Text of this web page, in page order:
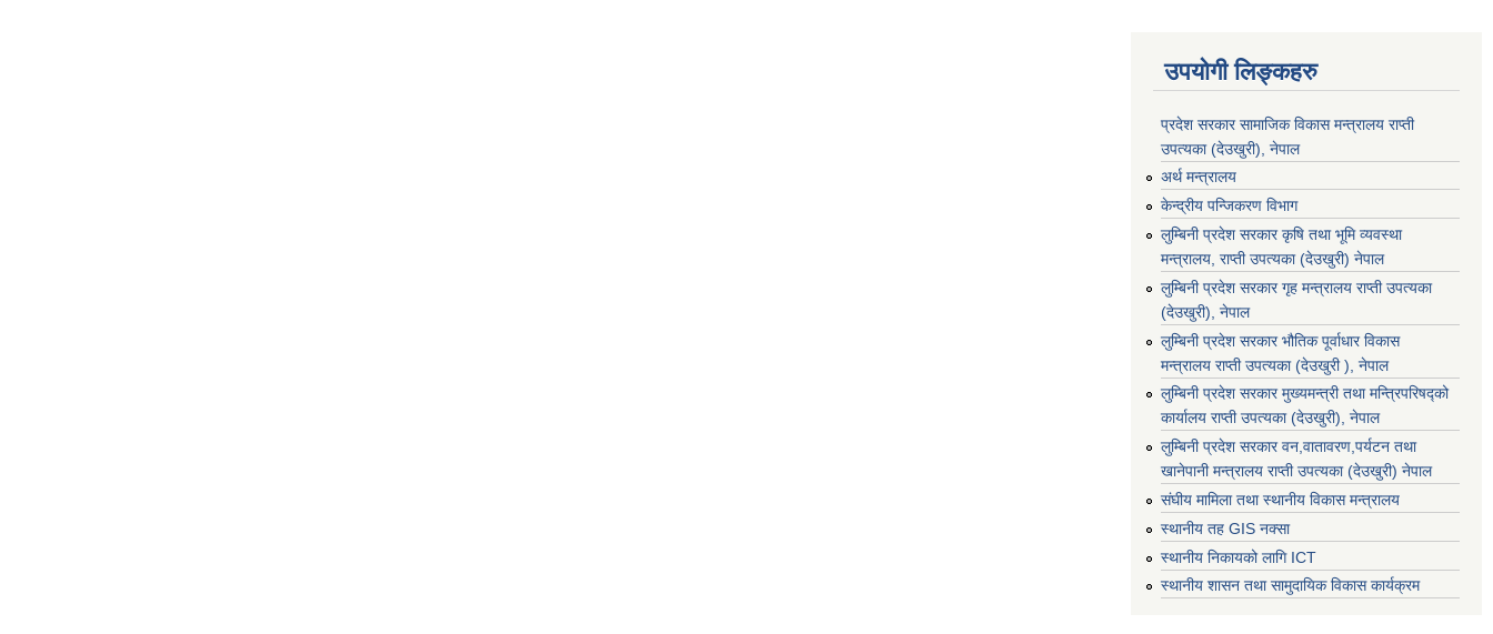
उपयोगी लिङ्कहरु
प्रदेश सरकार सामाजिक विकास मन्‍‍त्रालय राप्ती
उपत्यका (देउखुरी), नेपाल
अर्थ मन्त्रालय
केन्द्रीय पन्जिकरण विभाग
लुम्बिनी प्रदेश सरकार कृषि तथा भूमि व्यवस्था
मन्त्रालय, राप्ती उपत्यका (देउखुरी) नेपाल
लुम्बिनी प्रदेश सरकार गृह मन्त्रालय राप्ती उपत्यका
(देउखुरी), नेपाल
लुम्बिनी प्रदेश सरकार भौतिक पूर्वाधार विकास
मन्त्रालय राप्ती उपत्यका (देउखुरी ), नेपाल
लुम्बिनी प्रदेश सरकार मुख्यमन्त्री तथा मन्त्रिपरिषद्को
कार्यालय राप्ती उपत्यका (देउखुरी), नेपाल
लुम्बिनी प्रदेश सरकार वन,वातावरण,पर्यटन तथा
खानेपानी मन्त्रालय राप्ती उपत्यका (देउखुरी) नेपाल
संघीय मामिला तथा स्थानीय विकास मन्त्रालय
स्थानीय तह GIS नक्सा
स्थानीय निकायको लागि ICT
स्थानीय शासन तथा सामुदायिक विकास कार्यक्रम